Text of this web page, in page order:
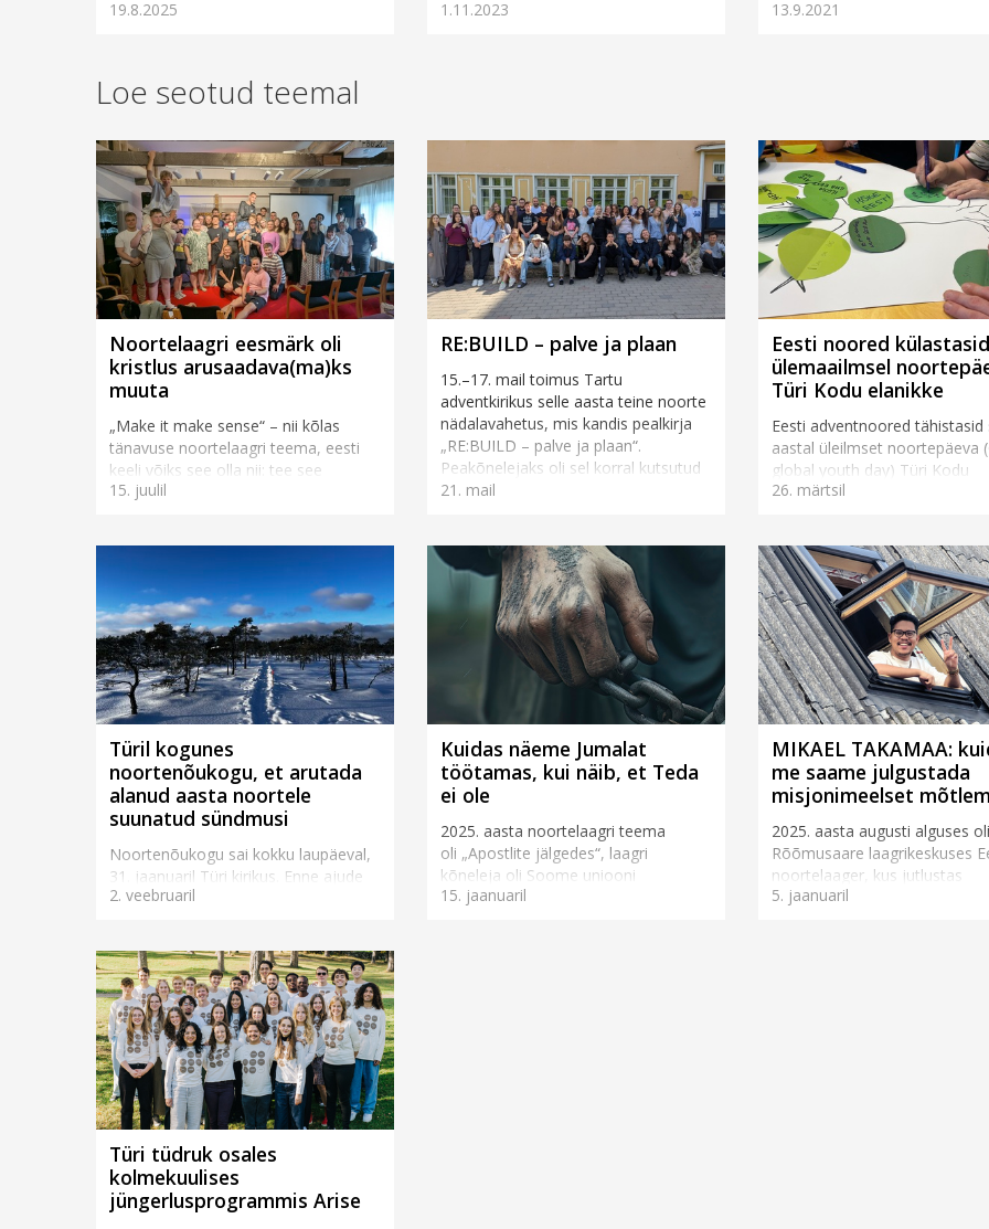
19.8.2025 1.11.2023 13.9.2021
Loe seotud teemal
Noortelaagri eesmärk oli
kristlus arusaadava(ma)ks
muuta
„Make it make sense“ – nii kõlas
tänavuse noortelaagri teema, eesti
keeli võiks see olla nii: tee see
loogiliseks, muuda see
15. juulil
RE:BUILD – palve ja plaan
15.–17. mail toimus Tartu
adventkirikus selle aasta teine noorte
nädalavahetus, mis kandis pealkirja
„RE:BUILD – palve ja plaan“.
Peakõnelejaks oli sel korral kutsutud
Mikael Takamaa, kes on...
21. mail
Eesti noored külastasid
ülemaailmsel
Türi Kodu elanikke
Eesti adventnoored tähistasid
aastal üleilmset noortepäeva
global youth day) Türi Kodu
külastusega, et anda enda
26. märtsil
Türil kogunes
noortenõukogu, et arutada
alanud aasta noortele
suunatud sündmusi
Noortenõukogu sai kokku laupäeval,
31. jaanuaril Türi kirikus. Enne ajude
ragistamist mindi ühisele
2. veebruaril
Kuidas näeme Jumalat
töötamas, kui näib, et Teda
ei ole
2025. aasta noortelaagri teema
oli „Apostlite jälgedes“, laagri
kõneleja oli Soome uniooni
noortejuht Mikael Takamaa. Mulle
15. jaanuaril
MIKAEL TAKAMAA:
me saame julgustada
misjonimeelset
2025. aasta augusti alguses oli
Rõõmusaare laagrikeskuses
noortelaager, kus jutlustas
Soome uniooni noortejuht
5. jaanuaril
Türi tüdruk osales
kolmekuulises
jüngerlusprogrammis Arise